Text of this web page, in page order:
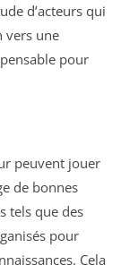
d’acteurs qui
vers une
pour
peuvent jouer
de bonnes
tels que des
pour
Cela